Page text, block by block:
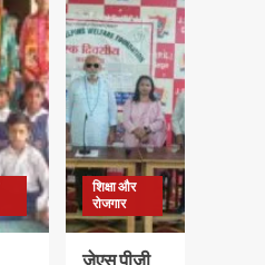
शुभारंभ
ऑफ
हायर
एजुकेशन
की
मेधावी
अवलीन
कालरा
को
मिला
गोल्ड
मेडल,
शिक्षा और
रोजगार